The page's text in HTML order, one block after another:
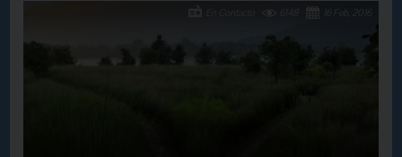
16 Feb, 2016